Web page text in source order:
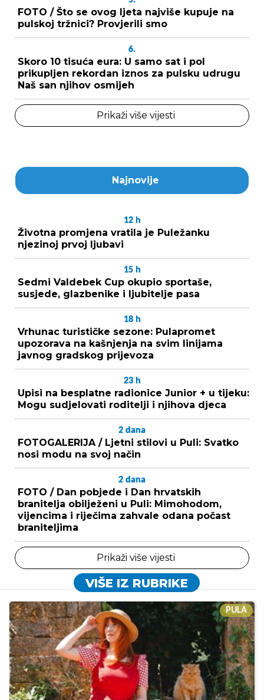
FOTO / Što se ovog ljeta najviše kupuje na
pulskoj tržnici? Provjerili smo
6.
Skoro 10 tisuća eura: U samo sat i pol
prikupljen rekordan iznos za pulsku udrugu
Naš san njihov osmijeh
Prikaži više vijesti
Najnovije
12 h
Životna promjena vratila je Puležanku
njezinoj prvoj ljubavi
15 h
Sedmi Valdebek Cup okupio sportaše,
susjede, glazbenike i ljubitelje pasa
18 h
Vrhunac turističke sezone: Pulapromet
upozorava na kašnjenja na svim linijama
javnog gradskog prijevoza
23 h
Upisi na besplatne radionice Junior + u tijeku:
Mogu sudjelovati roditelji i njihova djeca
2 dana
FOTOGALERIJA / Ljetni stilovi u Puli: Svatko
nosi modu na svoj način
2 dana
FOTO / Dan pobjede i Dan hrvatskih
branitelja obilježeni u Puli: Mimohodom,
vijencima i riječima zahvale odana počast
braniteljima
Prikaži više vijesti
VIŠE IZ RUBRIKE
PULA